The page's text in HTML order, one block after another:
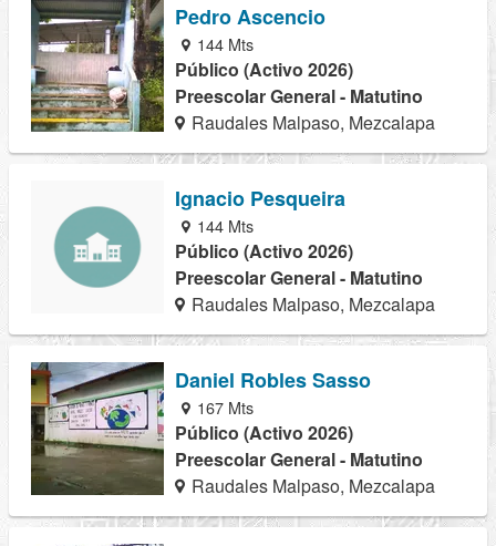
Pedro Ascencio
144 Mts
Público (Activo 2026)
Preescolar General - Matutino
Raudales Malpaso, Mezcalapa
Ignacio Pesqueira
144 Mts
Público (Activo 2026)
Preescolar General - Matutino
Raudales Malpaso, Mezcalapa
Daniel Robles Sasso
167 Mts
Público (Activo 2026)
Preescolar General - Matutino
Raudales Malpaso, Mezcalapa